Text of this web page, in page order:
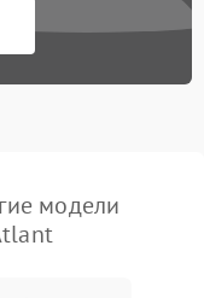
модели